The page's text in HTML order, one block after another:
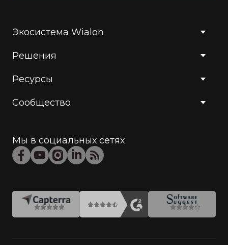
Экосистема Wialon
Решения
Ресурсы
Сообщество
Мы в социальных сетях